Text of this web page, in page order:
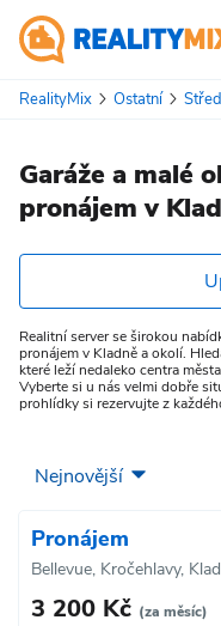
RealityMix Ostatní
Garáže a malé
pronájem v
Realitní server se širokou
pronájem v Kladně a okolí.
které leží nedaleko centra
Vyberte si u nás velmi dobře
prohlídky si rezervujte z
Pronájem
Bellevue, Kročehlavy,
3 200 Kč (za měsíc)